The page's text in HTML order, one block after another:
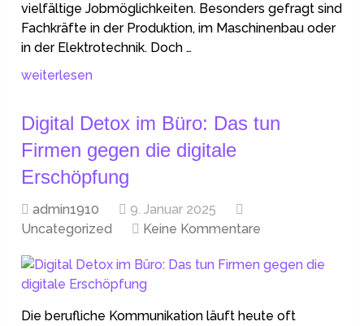
vielfältige Jobmöglichkeiten. Besonders gefragt sind
Fachkräfte in der Produktion, im Maschinenbau oder
in der Elektrotechnik. Doch …
weiterlesen
Digital Detox im Büro: Das tun
Firmen gegen die digitale
Erschöpfung
admin1910
9. Januar 2025
Uncategorized
Keine Kommentare
Die berufliche Kommunikation läuft heute oft